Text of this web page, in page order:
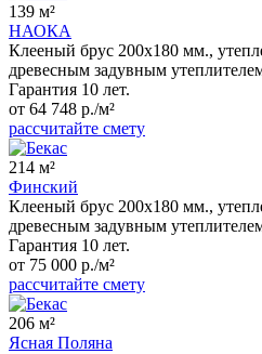
139 м²
НАОКА
Клееный брус 200x180 мм.,
древесным задувным
Гарантия 10 лет.
от 64 748 р./м²
рассчитайте смету
214 м²
Финский
Клееный брус 200x180 мм.,
древесным задувным
Гарантия 10 лет.
от 75 000 р./м²
рассчитайте смету
206 м²
Ясная Поляна